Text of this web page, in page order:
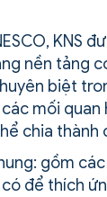
KNS
nền tảng
biệt
mối quan
chia thành
gồm
để thích